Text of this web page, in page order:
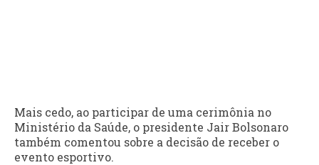
Mais cedo, ao participar de uma cerimônia no
Ministério da Saúde, o presidente Jair Bolsonaro
também comentou sobre a decisão de receber o
evento esportivo.